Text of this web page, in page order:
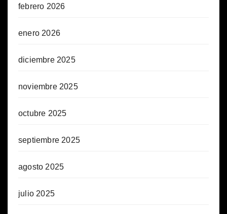
febrero 2026
enero 2026
diciembre 2025
noviembre 2025
octubre 2025
septiembre 2025
agosto 2025
julio 2025